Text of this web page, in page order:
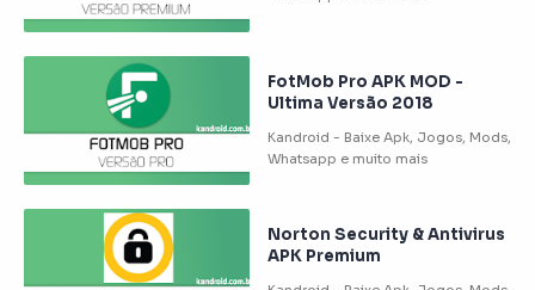
FotMob Pro APK MOD -
Ultima Versão 2018
Norton Security & Antivirus
APK Premium